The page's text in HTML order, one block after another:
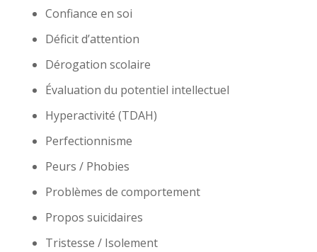
Confiance en soi
Déficit d’attention
Dérogation scolaire
Évaluation du potentiel intellectuel
Hyperactivité (TDAH)
Perfectionnisme
Peurs / Phobies
Problèmes de comportement
Propos suicidaires
Tristesse / Isolement